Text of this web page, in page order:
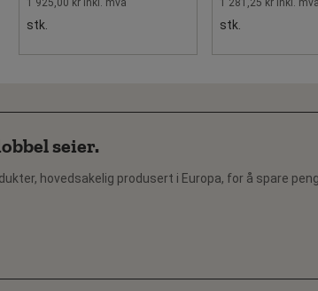
1 925,00 kr inkl. mva
stk.
1 281,25 kr inkl. mva
stk.
seier.
hovedsakelig produsert i Europa, for å spare